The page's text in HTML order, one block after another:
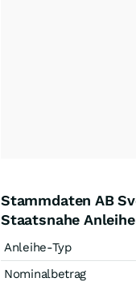
Stammdaten AB
Staatsnahe
Anleihe-Typ
Nominalbetrag